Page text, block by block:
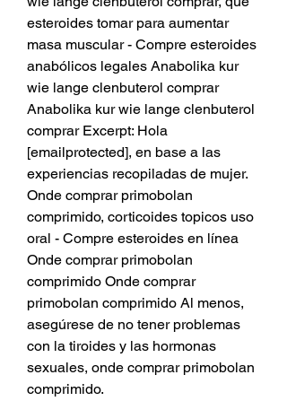
esteroides tomar para aumentar
masa muscular - Compre esteroides
anabólicos legales Anabolika kur
wie lange clenbuterol comprar
Anabolika kur wie lange clenbuterol
comprar Excerpt: Hola
[emailprotected], en base a las
experiencias recopiladas de mujer.
Onde comprar primobolan
comprimido, corticoides topicos uso
oral - Compre esteroides en línea
Onde comprar primobolan
comprimido Onde comprar
primobolan comprimido Al menos,
asegúrese de no tener problemas
con la tiroides y las hormonas
sexuales, onde comprar primobolan
comprimido.